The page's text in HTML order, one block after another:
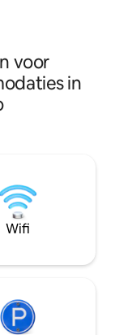
voor
in
Wifi